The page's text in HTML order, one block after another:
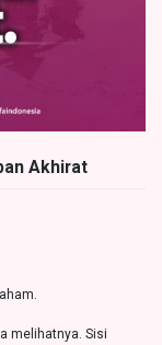
Akhirat
melihatnya. Sisi